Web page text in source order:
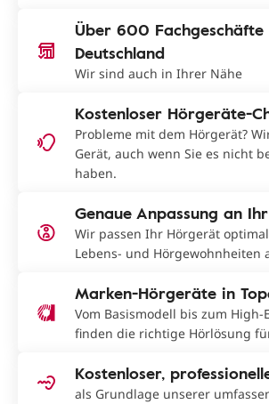
Über 600 Fachgeschäfte
Deutschland
Wir sind auch in Ihrer Nähe
Kostenloser Hörgeräte-
Probleme mit dem Hörgerät?
Gerät, auch wenn Sie es nicht
haben.
Genaue Anpassung an
Wir passen Ihr Hörgerät
Lebens- und Hörgewohnheiten
Marken-Hörgeräte in
Vom Basismodell bis zum High-
finden die richtige Hörlösung
Kostenloser,
als Grundlage unserer